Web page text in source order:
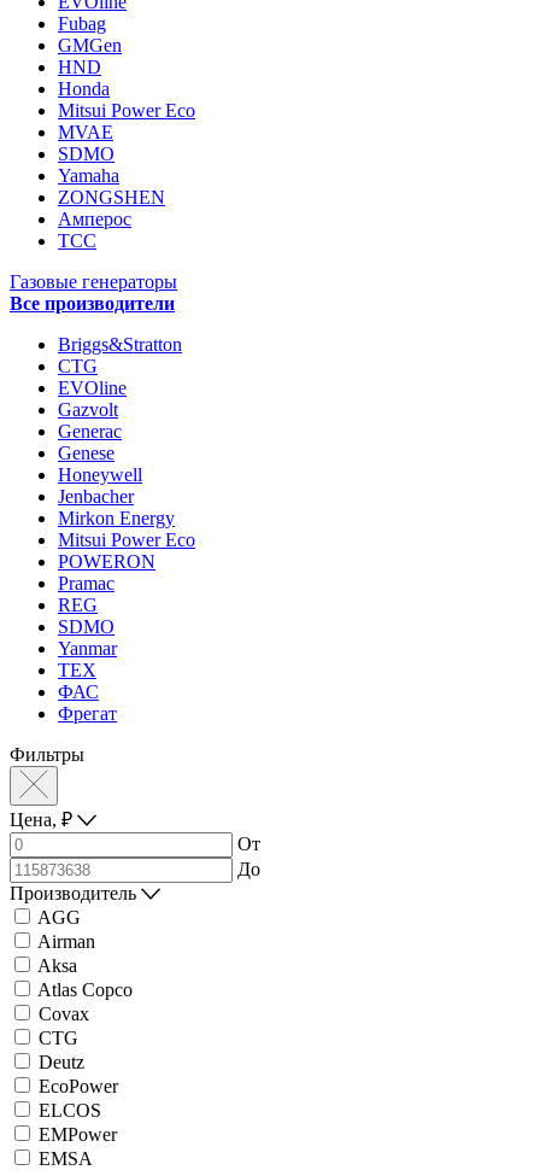
Fubag
GMGen
HND
Honda
Mitsui Power Eco
MVAE
SDMO
Yamaha
ZONGSHEN
Амперос
ТСС
Газовые генераторы
Все производители
Briggs&Stratton
CTG
EVOline
Gazvolt
Generac
Genese
Honeywell
Jenbacher
Mirkon Energy
Mitsui Power Eco
POWERON
Pramac
REG
SDMO
Yanmar
ТЕХ
ФАС
Фрегат
Фильтры
Цена, ₽
От
До
Производитель
AGG
Airman
Aksa
Atlas Copco
Covax
CTG
Deutz
EcoPower
ELCOS
EMPower
EMSA